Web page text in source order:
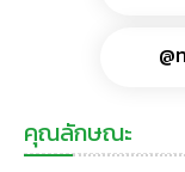
คุณลักษณะ